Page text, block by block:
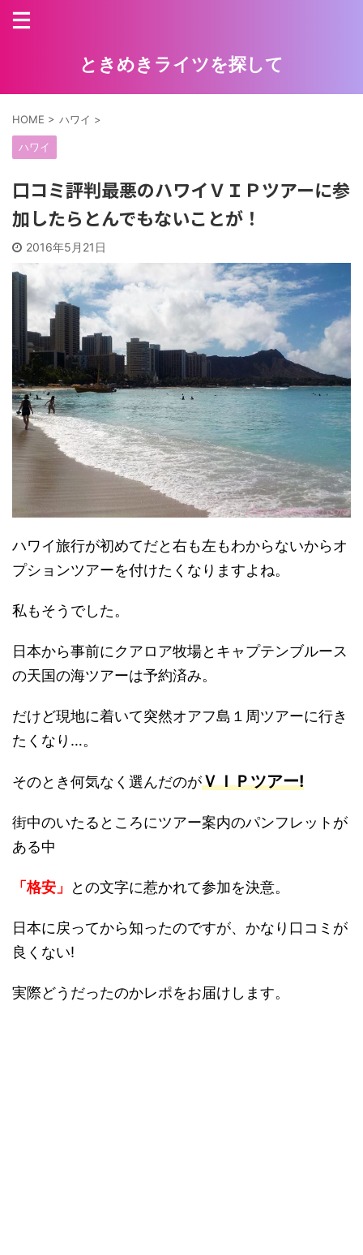
ときめきライツを探して
HOME > ハワイ >
ハワイ
口コミ評判最悪のハワイＶＩＰツアーに参
加したらとんでもないことが！
2016年5月21日
ハワイ旅行が初めてだと右も左もわからないからオ
プションツアーを付けたくなりますよね。
私もそうでした。
日本から事前にクアロア牧場とキャプテンブルース
の天国の海ツアーは予約済み。
だけど現地に着いて突然オアフ島１周ツアーに行き
たくなり…。
そのとき何気なく選んだのがＶＩＰツアー!
街中のいたるところにツアー案内のパンフレットが
ある中
「格安」 との文字に惹かれて参加を決意。
日本に戻ってから知ったのですが、かなり口コミが
良くない!
実際どうだったのかレポをお届けします。